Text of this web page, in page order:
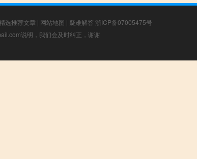
精选推荐文章 | 网站地图 | 疑难解答 浙ICP备07005475号
说明，我们会及时纠正，谢谢